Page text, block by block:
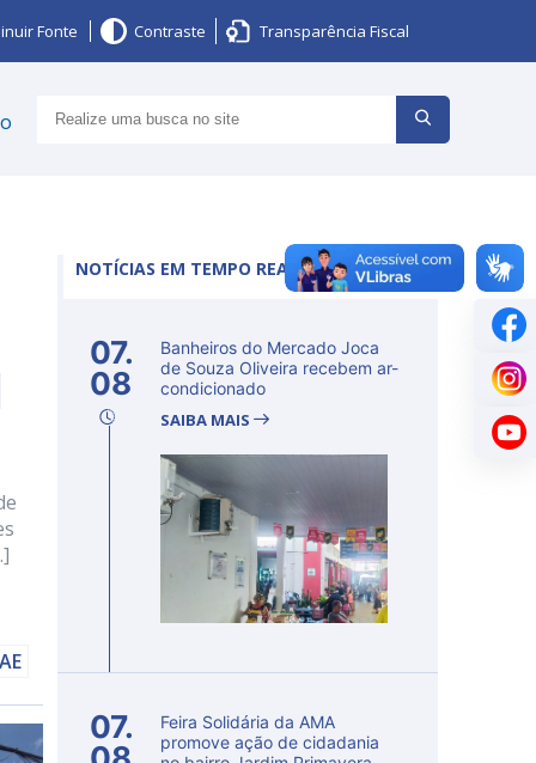
Fonte Contraste Transparência Fiscal
NOTÍCIAS EM TEMPO REAL
07.
08
Banheiros do Mercado Joca
de Souza Oliveira recebem ar-
condicionado
SAIBA MAIS
07.
Feira Solidária da AMA
promove ação de cidadania